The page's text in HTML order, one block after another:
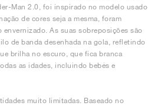
Man 2.0, foi inspirado no modelo usado
de cores seja a mesma, foram
As suas sobreposições são
de banda desenhada na gola, refletindo
brilha no escuro, que fica branca
as idades, incluindo bebés e
muito limitadas. Baseado no